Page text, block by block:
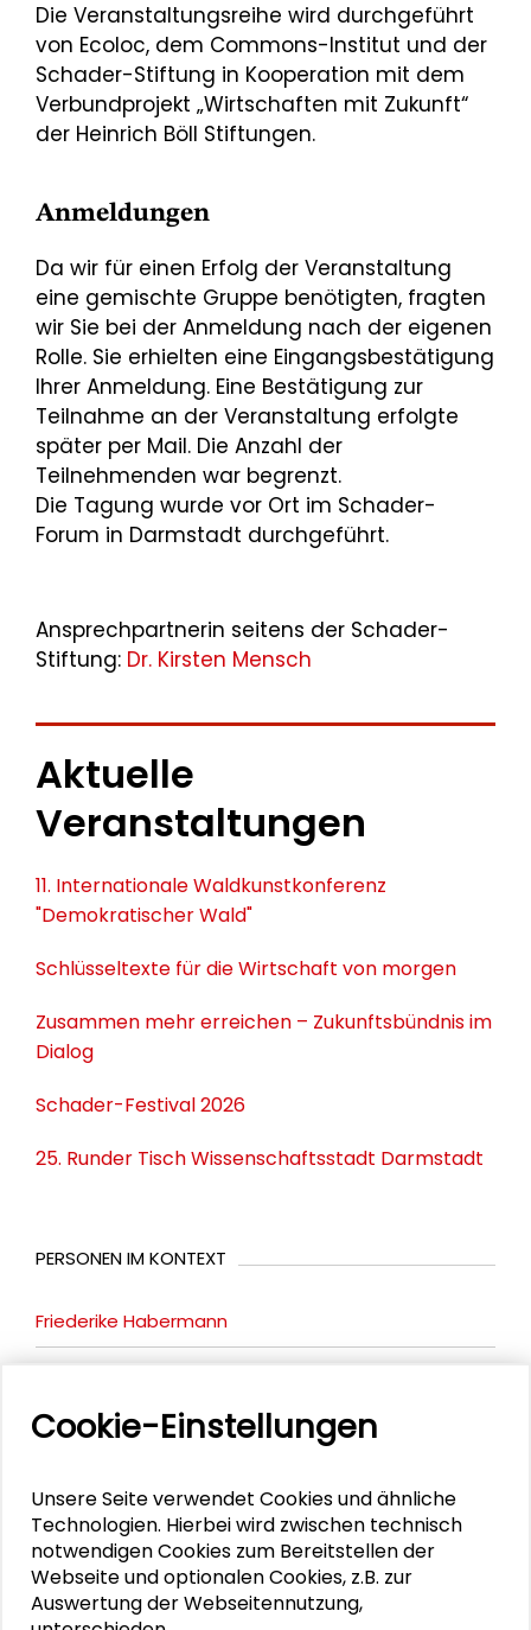
Die Veranstaltungsreihe wird durchgeführt
von Ecoloc, dem Commons-Institut und der
Schader-Stiftung in Kooperation mit dem
Verbundprojekt „Wirtschaften mit Zukunft“
der Heinrich Böll Stiftungen.
Anmeldungen
Da wir für einen Erfolg der Veranstaltung
eine gemischte Gruppe benötigten, fragten
wir Sie bei der Anmeldung nach der eigenen
Rolle. Sie erhielten eine Eingangsbestätigung
Ihrer Anmeldung. Eine Bestätigung zur
Teilnahme an der Veranstaltung erfolgte
später per Mail. Die Anzahl der
Teilnehmenden war begrenzt.
Die Tagung wurde vor Ort im Schader-
Forum in Darmstadt durchgeführt.
Ansprechpartnerin seitens der Schader-
Stiftung: Dr. Kirsten Mensch
Aktuelle
Veranstaltungen
11. Internationale Waldkunstkonferenz
"Demokratischer Wald"
Schlüsseltexte für die Wirtschaft von morgen
Zusammen mehr erreichen – Zukunftsbündnis im
Dialog
Schader-Festival 2026
25. Runder Tisch Wissenschaftsstadt Darmstadt
PERSONEN IM KONTEXT
Friederike Habermann
DOWNLOADS
Porgrammflyer Gemeinschaftliche kommunale
Daseinsvorsorge
Präsentations des Workshops "Sprache" von
Cookie-Einstellungen
Unsere Seite verwendet Cookies und ähnliche
Technologien. Hierbei wird zwischen technisch
notwendigen Cookies zum Bereitstellen der
Webseite und optionalen Cookies, z.B. zur
Auswertung der Webseitennutzung,